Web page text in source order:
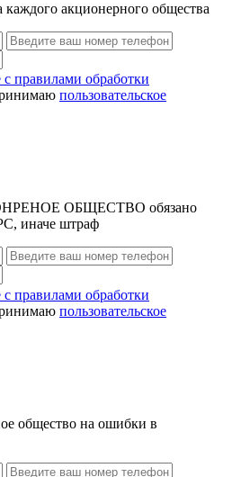
акционерного общества
с правилами обработки
пользовательское
ОБЩЕСТВО обязано
иначе штраф
с правилами обработки
пользовательское
общество на ошибки в